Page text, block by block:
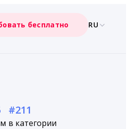
бесплатно RU
#211
в категории